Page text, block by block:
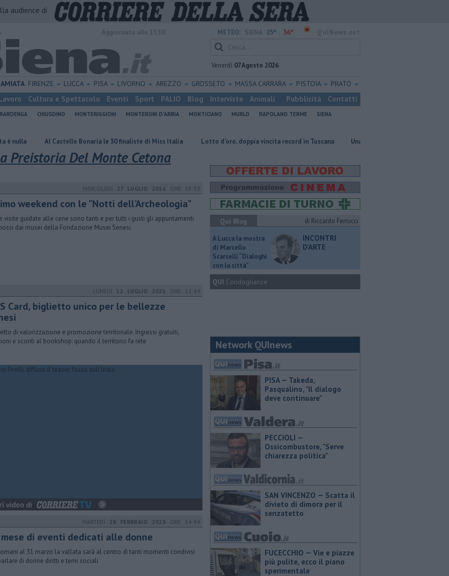
audience di
METEO: 25° 36°
Venerdì 07 Agosto 2026
AMIATA FIRENZE LUCCA PISA LIVORNO AREZZO GROSSETO MASSA CARRARA PISTOIA PRATO
Cultura e Spettacolo Eventi Sport PALIO Blog Interviste Animali Pubblicità Contatti
CHIUSDINO MONTERIGGIONI MONTERONI D'ARBIA MONTICIANO MURLO RAPOLANO TERME
SIENA
Al Castello Bonaria le 30 finaliste di Miss Italia Lotto d'oro, doppia vincita record in Toscana Una sonda congelata contro le malattie rare
Preistoria Del Monte Cetona
MERCOLEDÌ 27 LUGLIO 2016 ORE 15:33
weekend con le "Notti dell'Archeologia"
visite guidate alle cene sono tanti e per tutti i gusti gli appuntamenti
dai musei della Fondazione Musei Senesi
LUNEDÌ 12 LUGLIO 2021 ORE 12:49
Card, biglietto unico per le bellezze
di valorizzazione e promozione territoriale. Ingressi gratuiti,
e sconti al bookshop: quando il territorio fa rete
MARTEDÌ 28 FEBBRAIO 2023 ORE 14:44
mese di eventi dedicati alle donne
al 31 marzo la vallata sarà al centro di tanti momenti condivisi
di donne diritti e temi sociali
Qui Blog di Riccardo Ferrucci
A Lucca la mostra
di Marcello
Scarselli “Dialoghi
con la città"
INCONTRI
D'ARTE
QUI Condoglianze
Network QUInews
PISA — Takeda,
Pasqualino, "Il dialogo
deve continuare"
PECCIOLI —
Ossicombustore, "Serve
chiarezza politica"
SAN VINCENZO — Scatta il
divieto di dimora per il
senzatetto
FUCECCHIO — Vie e piazze
più pulite, ecco il piano
sperimentale